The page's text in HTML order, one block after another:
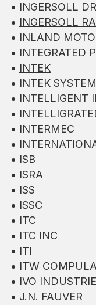
• INGERSOLL
• INGERSOLL
• INLAND
• INTEGRATED
• INTEK
• INTEK
• INTELLIGENT
•
• INTERMEC
•
• ISB
• ISRA
• ISS
• ISSC
• ITC
• ITC INC
• ITI
• ITW
• IVO
• J.N. FAUVER